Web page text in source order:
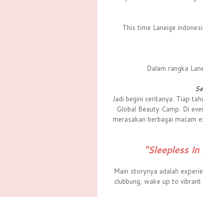
This time Laneige
Dalam rangka
Jadi begini ceritanya. Tiap
Global Beauty Camp. Di
merasakan berbagai macam
"Sleepless
Main storynya adalah
clubbung, wake up to